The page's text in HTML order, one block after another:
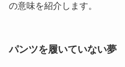
の意味を紹介します。
パンツを履いていない夢